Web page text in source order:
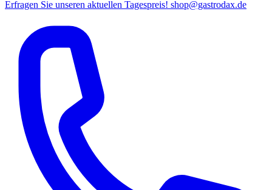
Erfragen Sie unseren aktuellen Tagespreis! shop@gastrodax.de